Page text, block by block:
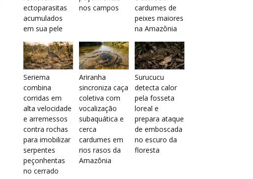
ectoparasitas
acumulados
em sua pele
nos campos
cardumes de
peixes maiores
na Amazônia
Seriema
combina
corridas em
alta velocidade
e arremessos
contra rochas
para imobilizar
serpentes
peçonhentas
no cerrado
Ariranha
sincroniza caça
coletiva com
vocalização
subaquática e
cerca
cardumes em
rios rasos da
Amazônia
Surucucu
detecta calor
pela fosseta
loreal e
prepara ataque
de emboscada
no escuro da
floresta